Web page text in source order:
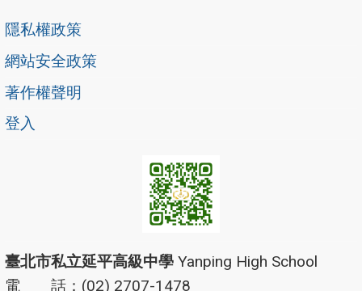
隱私權政策
網站安全政策
著作權聲明
登入
臺北市私立延平高級中學 Yanping High School
電 話：(02) 2707-1478